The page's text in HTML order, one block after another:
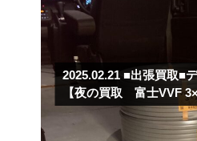
2025.02.21■出張買取■
【夜の買取 富士VVF